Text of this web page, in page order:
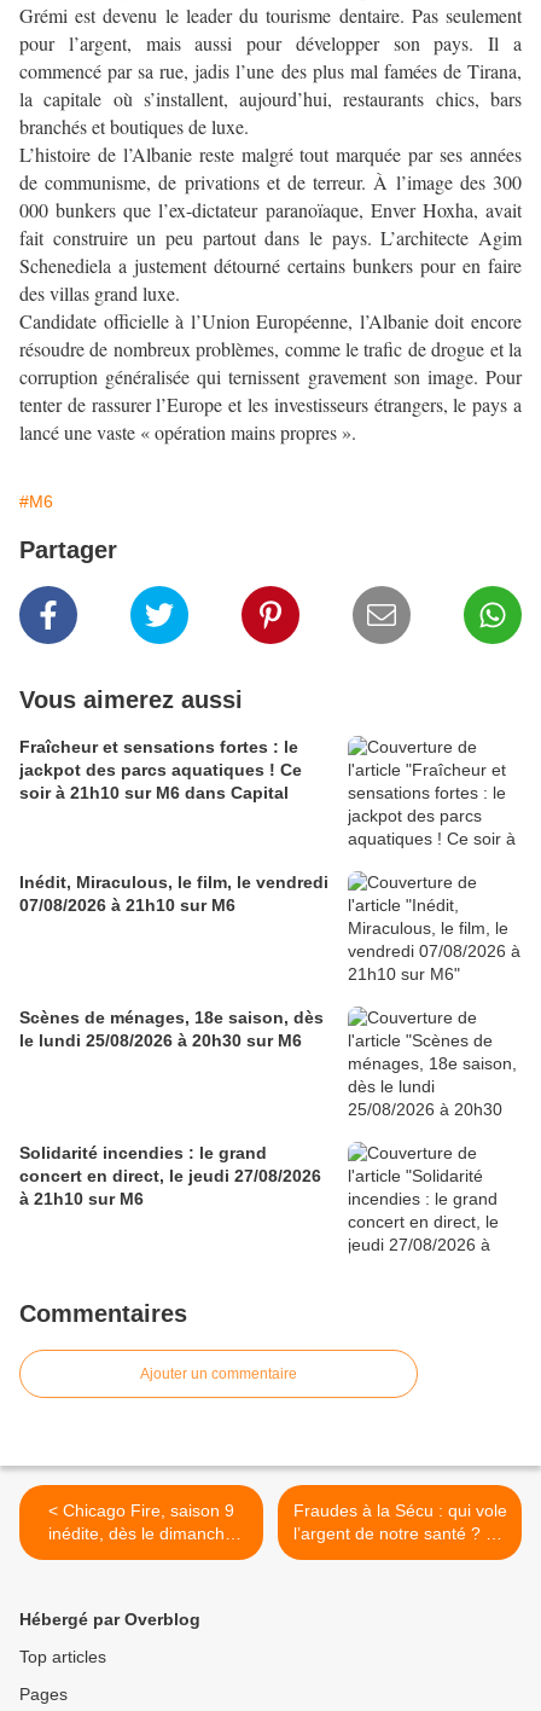
Grémi est devenu le leader du tourisme dentaire. Pas seulement
pour l’argent, mais aussi pour développer son pays. Il a
commencé par sa rue, jadis l’une des plus mal famées de Tirana,
la capitale où s’installent, aujourd’hui, restaurants chics, bars
branchés et boutiques de luxe.
L’histoire de l’Albanie reste malgré tout marquée par ses années
de communisme, de privations et de terreur. À l’image des 300
000 bunkers que l’ex-dictateur paranoïaque, Enver Hoxha, avait
fait construire un peu partout dans le pays. L’architecte Agim
Schenediela a justement détourné certains bunkers pour en faire
des villas grand luxe.
Candidate officielle à l’Union Européenne, l’Albanie doit encore
résoudre de nombreux problèmes, comme le trafic de drogue et la
corruption généralisée qui ternissent gravement son image. Pour
tenter de rassurer l’Europe et les investisseurs étrangers, le pays a
lancé une vaste « opération mains propres ».
#M6
Partager
Vous aimerez aussi
Fraîcheur et sensations fortes : le
jackpot des parcs aquatiques ! Ce
soir à 21h10 sur M6 dans Capital
Inédit, Miraculous, le film, le vendredi
07/08/2026 à 21h10 sur M6
Scènes de ménages, 18e saison, dès
le lundi 25/08/2026 à 20h30 sur M6
Solidarité incendies : le grand
concert en direct, le jeudi 27/08/2026
à 21h10 sur M6
Commentaires
Ajouter un commentaire
< Chicago Fire, saison 9
inédite, dès le dimanche
04/09/2022 à 21h10 sur
Fraudes à la Sécu : qui vole
l’argent de notre santé ? Ce
soir à 21h10 sur M6 dans
Hébergé par Overblog
Top articles
Pages